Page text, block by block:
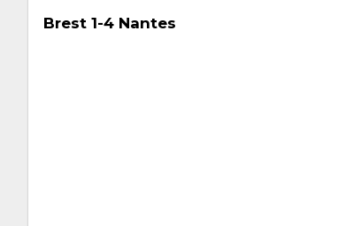
Brest 1-4 Nantes